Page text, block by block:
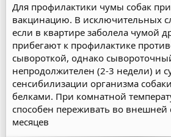
Для профилактики чумы собак
вакцинацию. В исключительных
если в квартире заболела чумой
прибегают к профилактике
сывороткой, однако
непродолжителен (2-3 недели) и
сенсибилизации организма
белками. При комнатной
способен переживать во внешней
месяцев